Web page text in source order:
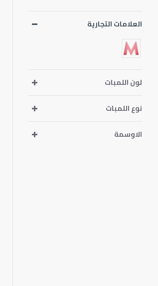
العلامات التجارية
لون اللمبات
نوع اللمبات
الاوسمة